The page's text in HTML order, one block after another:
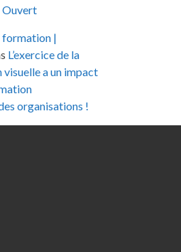
Ouvert
formation |
L’exercice de la
a un impact
organisations !